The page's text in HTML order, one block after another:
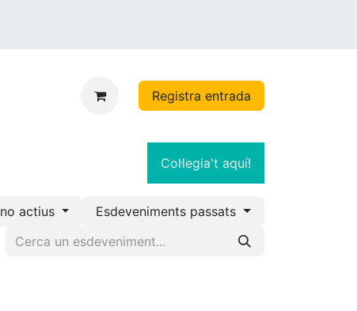
Registra entrada
Col·legia't aquí!
actius Esdeveniments passats